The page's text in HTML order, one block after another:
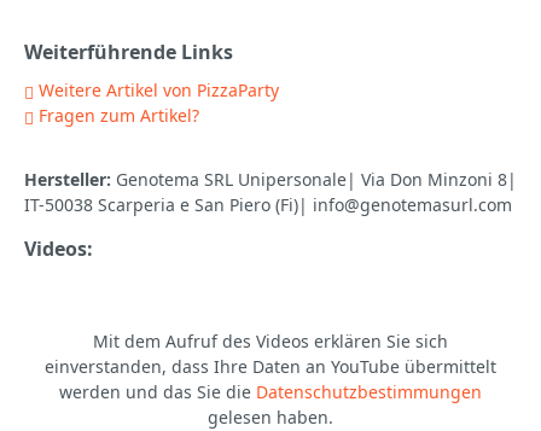
Weiterführende Links
Weitere Artikel von PizzaParty
Fragen zum Artikel?
Hersteller: Genotema SRL Unipersonale| Via Don Minzoni 8|
IT-50038 Scarperia e San Piero (Fi)| info@genotemasurl.com
Videos:
Mit dem Aufruf des Videos erklären Sie sich
einverstanden, dass Ihre Daten an YouTube übermittelt
werden und das Sie die Datenschutzbestimmungen
gelesen haben.